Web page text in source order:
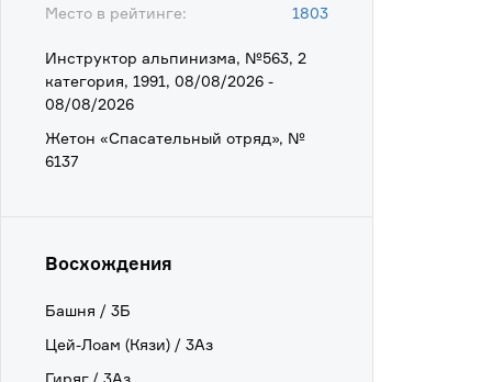
Место в рейтинге: 1803
Инструктор альпинизма, №563, 2
категория, 1991, 08/08/2026 -
08/08/2026
Жетон «Спасательный отряд», №
6137
Восхождения
Башня / 3Б
Цей-Лоам (Кязи) / 3Аз
Гиряг / 3Аз